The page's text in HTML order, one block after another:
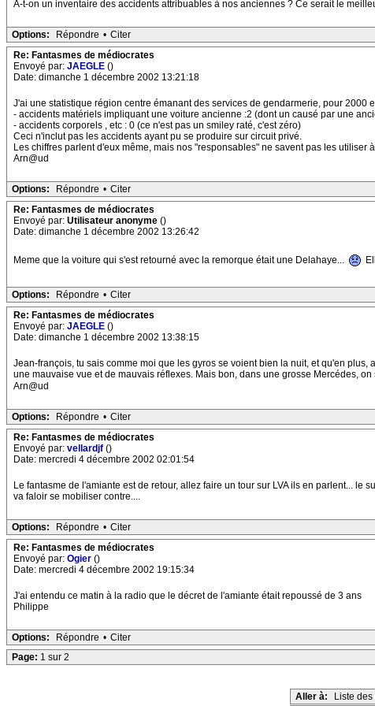
A-t-on un inventaire des accidents attribuables à nos anciennes ? Ce serait le
Options: Répondre • Citer
Re: Fantasmes de médiocrates
Envoyé par: JAEGLE ()
Date: dimanche 1 décembre 2002 13:21:18
J'ai une statistique région centre émanant des services de gendarmerie, pour 2000
- accidents matériels impliquant une voiture ancienne :2 (dont un causé par une
- accidents corporels , etc : 0 (ce n'est pas un smiley raté, c'est zéro)
Ceci n'inclut pas les accidents ayant pu se produire sur circuit privé.
Les chiffres parlent d'eux même, mais nos "responsables" ne savent pas les utiliser
Arn@ud
Options: Répondre • Citer
Re: Fantasmes de médiocrates
Envoyé par: Utilisateur anonyme ()
Date: dimanche 1 décembre 2002 13:26:42
Meme que la voiture qui s'est retourné avec la remorque était une Delahaye...
Options: Répondre • Citer
Re: Fantasmes de médiocrates
Envoyé par: JAEGLE ()
Date: dimanche 1 décembre 2002 13:38:15
Jean-françois, tu sais comme moi que les gyros se voient bien la nuit, et qu'en
une mauvaise vue et de mauvais réflexes. Mais bon, dans une grosse Mercédes,
Arn@ud
Options: Répondre • Citer
Re: Fantasmes de médiocrates
Envoyé par: vellardjf ()
Date: mercredi 4 décembre 2002 02:01:54
Le fantasme de l'amiante est de retour, allez faire un tour sur LVA ils en parlent... le
va faloir se mobiliser contre....
Options: Répondre • Citer
Re: Fantasmes de médiocrates
Envoyé par: Ogier ()
Date: mercredi 4 décembre 2002 19:15:34
J'ai entendu ce matin à la radio que le décret de l'amiante était repoussé de 3 ans
Philippe
Options: Répondre • Citer
Page: 1 sur 2
Aller à: Liste